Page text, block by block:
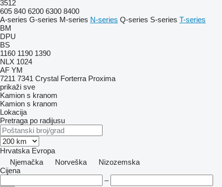
3512
605 840 6200 6300 8400
A-series G-series M-series N-series Q-series S-series T-series
BM
DPU
BS
1160 1190 1390
NLX 1024
AF YM
7211 7341 Crystal Forterra Proxima
prikaži sve
Kamion s kranom
Kamion s kranom
Lokacija
Pretraga po radijusu
Hrvatska Evropa
Njemačka
Norveška
Nizozemska
Cijena
–